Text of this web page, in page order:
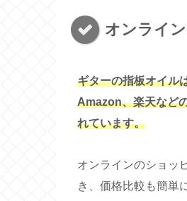
オンライ
ギターの指板オイル
Amazon、楽天など
れています。
オンラインのショッ
き、価格比較も簡単